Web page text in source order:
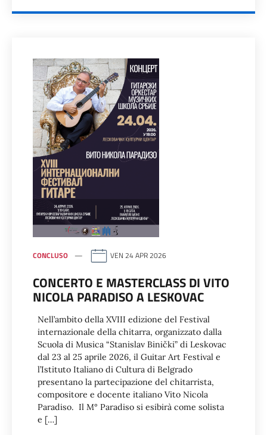
CONCLUSO VEN 24 APR 2026
CONCERTO E MASTERCLASS DI VITO
NICOLA PARADISO A LESKOVAC
Nell’ambito della XVIII edizione del Festival
internazionale della chitarra, organizzato dalla
Scuola di Musica “Stanislav Binički” di Leskovac
dal 23 al 25 aprile 2026, il Guitar Art Festival e
l’Istituto Italiano di Cultura di Belgrado
presentano la partecipazione del chitarrista,
compositore e docente italiano Vito Nicola
Paradiso. Il M° Paradiso si esibirà come solista
e […]